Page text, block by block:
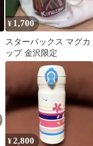
¥ 1,700
スターバックス マグカ
ップ 金沢限定
¥2,800